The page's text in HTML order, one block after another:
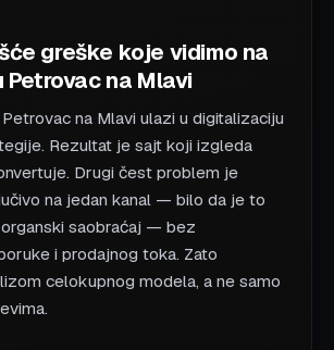
greške koje vidimo na
na Mlavi
na Mlavi ulazi u digitalizaciju
Rezultat je sajt koji izgleda
Drugi čest problem je
na jedan kanal — bilo da je to
saobraćaj — bez
i prodajnog toka. Zato
celokupnog modela, a ne samo